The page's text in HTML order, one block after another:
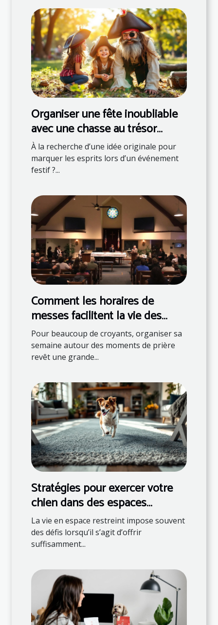
Organiser une fête inoubliable
avec une chasse au trésor
thématique
À la recherche d’une idée originale pour
marquer les esprits lors d’un événement
festif ?...
Comment les horaires de
messes facilitent la vie des
fidèles ?
Pour beaucoup de croyants, organiser sa
semaine autour des moments de prière
revêt une grande...
Stratégies pour exercer votre
chien dans des espaces
restreints
La vie en espace restreint impose souvent
des défis lorsqu’il s’agit d’offrir
suffisamment...